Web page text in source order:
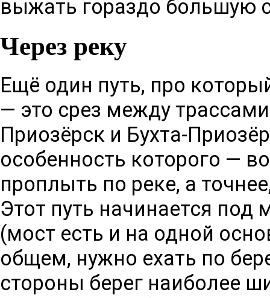
выжать гораздо большую
Через реку
Ещё один путь, про
— это срез между
Приозёрск и Бухта-
особенность которого —
проплыть по реке, а
Этот путь начинается под
(мост есть и на одной
общем, нужно ехать по
стороны берег наиболее